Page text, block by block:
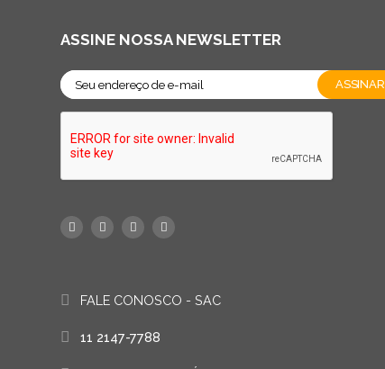
ASSINE NOSSA NEWSLETTER
FALE CONOSCO - SAC
11 2147-7788